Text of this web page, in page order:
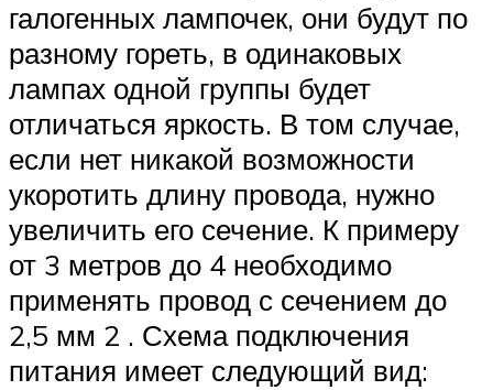
галогенных лампочек, они будут по
разному гореть, в одинаковых
лампах одной группы будет
отличаться яркость. В том случае,
если нет никакой возможности
укоротить длину провода, нужно
увеличить его сечение. К примеру
от 3 метров до 4 необходимо
применять провод с сечением до
2,5 мм 2 . Схема подключения
питания имеет следующий вид: